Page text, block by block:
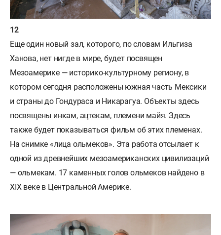
Еще один новый зал, которого, по словам Ильгиза
Ханова, нет нигде в мире, будет посвящен
Мезоамерике — историко-культурному региону, в
котором сегодня расположены южная часть Мексики
и страны до Гондураса и Никарагуа. Объекты здесь
посвящены инкам, ацтекам, племени майя. Здесь
также будет показываться фильм об этих племенах.
На снимке «лица ольмеков». Эта работа отсылает к
одной из древнейших мезоамериканских цивилизаций
— ольмекам. 17 каменных голов ольмеков найдено в
XIX веке в Центральной Америке.